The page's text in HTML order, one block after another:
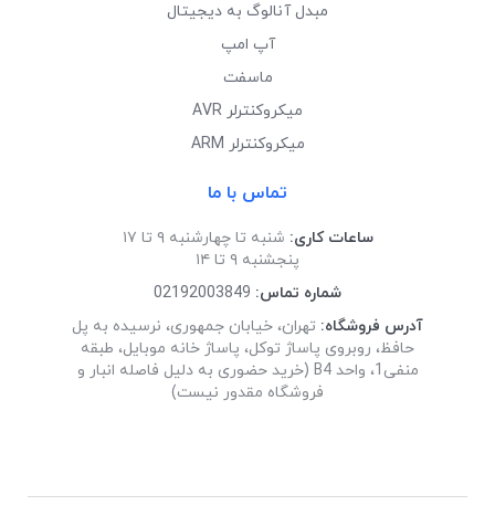
مبدل آنالوگ به دیجیتال
آپ امپ
ماسفت
میکروکنترلر AVR
میکروکنترلر ARM
تماس با ما
ساعات کاری: شنبه تا چهارشنبه ۹ تا ۱۷
پنجشنبه ۹ تا ۱۴
شماره تماس: 02192003849
آدرس فروشگاه: تهران، خیابان جمهوری، نرسیده به پل
حافظ، روبروی پاساژ توکل، پاساژ خانه موبایل، طبقه
منفی1، واحد B4 (خرید حضوری به دلیل فاصله انبار و
فروشگاه مقدور نیست)